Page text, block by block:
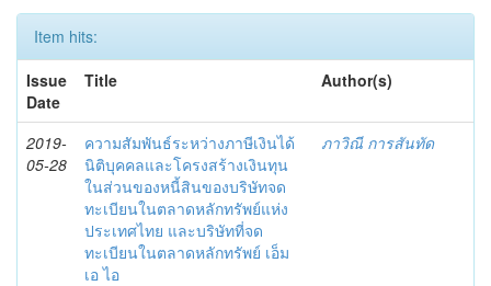
Item hits:
Issue
Date
Title Author(s)
2019-
05-28
ความสัมพันธ์ระหว่างภาษีเงินได้
นิติบุคคลและโครงสร้างเงินทุน
ในส่วนของหนี้สินของบริษัทจด
ทะเบียนในตลาดหลักทรัพย์แห่ง
ประเทศไทย และบริษัทที่จด
ทะเบียนในตลาดหลักทรัพย์ เอ็ม
เอ ไอ
ภาวิณี การสันทัด